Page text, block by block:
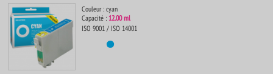
Couleur : cyan
Capacité : 12.00 ml
ISO 9001 / ISO 14001